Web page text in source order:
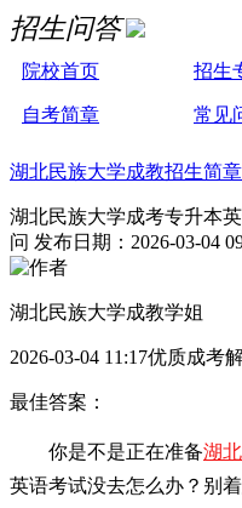
招生问答
院校首页 招生
自考简章 常见
湖北民族大学成教招生简
湖北民族大学成考专升本
问 发布日期：2026-03-04
湖北民族大学成教学姐
2026-03-04 11:17优质成考
最佳答案：
你是不是正在准备湖
英语考试没去怎么办？别